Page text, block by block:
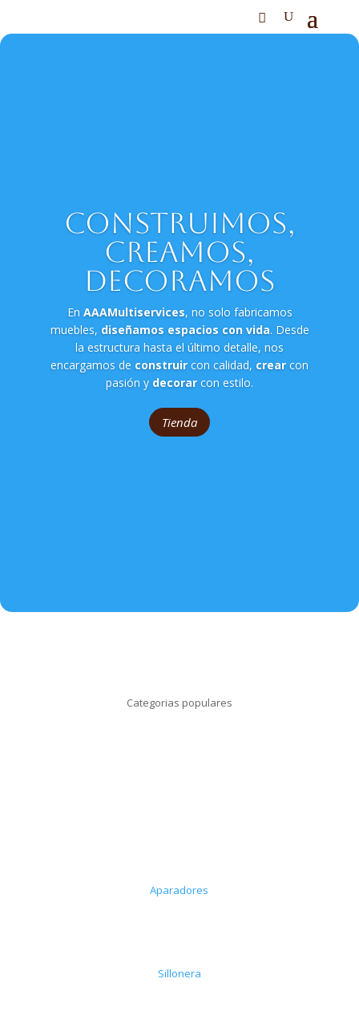
Construimos,
creamos,
decoramos
En AAAMultiservices, no solo fabricamos
muebles, diseñamos espacios con vida. Desde
la estructura hasta el último detalle, nos
encargamos de construir con calidad, crear con
pasión y decorar con estilo.
Tienda
Categorias populares
Aparadores
Sillonera